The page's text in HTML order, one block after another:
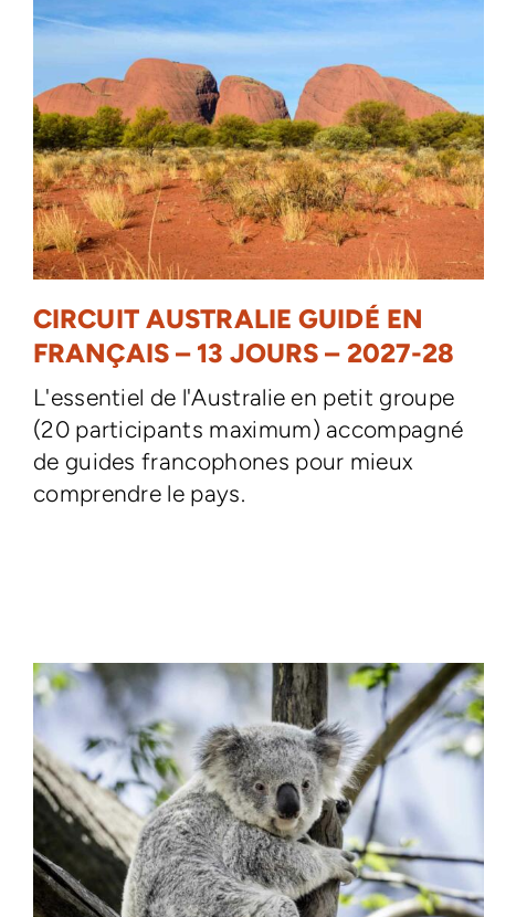
CIRCUIT AUSTRALIE GUIDÉ EN
FRANÇAIS – 13 JOURS – 2027-28
L'essentiel de l'Australie en petit groupe
(20 participants maximum) accompagné
de guides francophones pour mieux
comprendre le pays.